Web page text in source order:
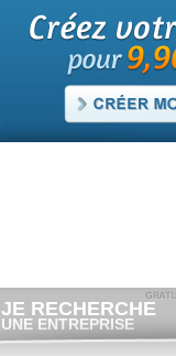
JE RECHERCHE
UNE ENTREPRISE
Consulter gratuitementles